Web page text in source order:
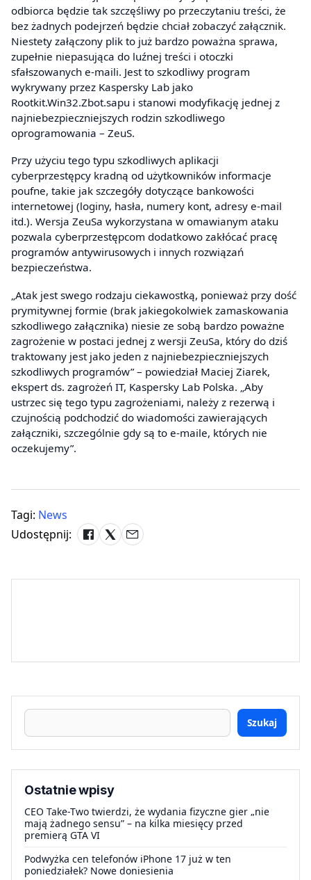
odbiorca będzie tak szczęśliwy po przeczytaniu treści, że
bez żadnych podejrzeń będzie chciał zobaczyć załącznik.
Niestety załączony plik to już bardzo poważna sprawa,
zupełnie niepasująca do luźnej treści i otoczki
sfałszowanych e-maili. Jest to szkodliwy program
wykrywany przez Kaspersky Lab jako
Rootkit.Win32.Zbot.sapu i stanowi modyfikację jednej z
najniebezpieczniejszych rodzin szkodliwego
oprogramowania – ZeuS.
Przy użyciu tego typu szkodliwych aplikacji
cyberprzestępcy kradną od użytkowników informacje
poufne, takie jak szczegóły dotyczące bankowości
internetowej (loginy, hasła, numery kont, adresy e-mail
itd.). Wersja ZeuSa wykorzystana w omawianym ataku
pozwala cyberprzestępcom dodatkowo zakłócać pracę
programów antywirusowych i innych rozwiązań
bezpieczeństwa.
„Atak jest swego rodzaju ciekawostką, ponieważ przy dość
prymitywnej formie (brak jakiegokolwiek zamaskowania
szkodliwego załącznika) niesie ze sobą bardzo poważne
zagrożenie w postaci jednej z wersji ZeuSa, który do dziś
traktowany jest jako jeden z najniebezpieczniejszych
szkodliwych programów” – powiedział Maciej Ziarek,
ekspert ds. zagrożeń IT, Kaspersky Lab Polska. „Aby
ustrzec się tego typu zagrożeniami, należy z rezerwą i
czujnością podchodzić do wiadomości zawierających
załączniki, szczególnie gdy są to e-maile, których nie
oczekujemy”.
Tagi: News
Udostępnij:
Szukaj
Ostatnie wpisy
CEO Take-Two twierdzi, że wydania fizyczne gier „nie
mają żadnego sensu” – na kilka miesięcy przed
premierą GTA VI
Podwyżka cen telefonów iPhone 17 już w ten
poniedziałek? Nowe doniesienia